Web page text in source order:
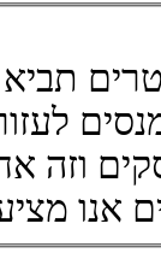
וזה
אנו